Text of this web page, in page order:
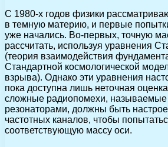
С 1980-х годов физики
в темную материю, и первые
уже начались. Во-первых, точную
рассчитать, используя уравнения
(теория взаимодействия
Стандартной космологической
взрыва). Однако эти уравнения
пока доступна лишь неточная
сложные радиопомехи,
резонаторами, должны быть
частотных каналов, чтобы
соответствующую массу оси.